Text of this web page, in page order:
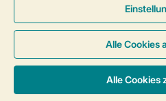
Cookies und Banner
© 2026 Landal